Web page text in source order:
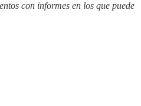
con informes en los que puede